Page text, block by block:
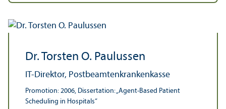
Dr. Torsten O. Paulussen
IT-Direktor, Postbeamtenkrankenkasse
Promotion: 2006, Dissertation: „Agent-Based Patient
Scheduling in Hospitals“